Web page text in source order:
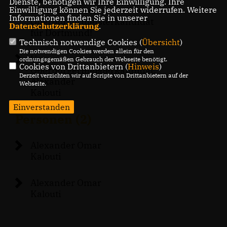
Kalouti – Unser
Oberbürgermeisterkandidat
für Dortmund!
Unser
Oberbürgermeisterkandidat:
Alexander
Personen (2)
Einwilligung können Sie jederzeit widerrufen. Weitere
Informationen finden Sie in unserer
Datenschutzerklärung.
Technisch notwendige Cookies (Übersicht)
Die notwendigen Cookies werden allein für den
ordnungsgemäßen Gebrauch der Webseite benötigt.
Cookies von Drittanbietern (Hinweis)
Derzeit verzichten wir auf Scripte von Drittanbietern auf der
Webseite.
Einverstanden